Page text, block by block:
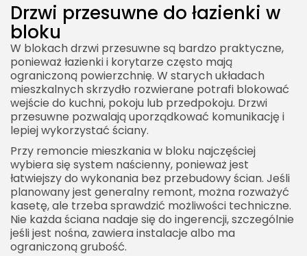
Drzwi przesuwne do łazienki w
bloku
W blokach drzwi przesuwne są bardzo praktyczne,
ponieważ łazienki i korytarze często mają
ograniczoną powierzchnię. W starych układach
mieszkalnych skrzydło rozwierane potrafi blokować
wejście do kuchni, pokoju lub przedpokoju. Drzwi
przesuwne pozwalają uporządkować komunikację i
lepiej wykorzystać ściany.
Przy remoncie mieszkania w bloku najczęściej
wybiera się system naścienny, ponieważ jest
łatwiejszy do wykonania bez przebudowy ścian. Jeśli
planowany jest generalny remont, można rozważyć
kasetę, ale trzeba sprawdzić możliwości techniczne.
Nie każda ściana nadaje się do ingerencji, szczególnie
jeśli jest nośna, zawiera instalacje albo ma
ograniczoną grubość.